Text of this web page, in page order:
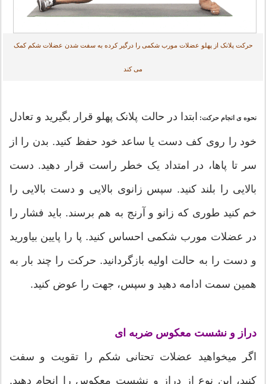
حرکت پلانک از پهلو عضلات مورب شکمی را درگیر کرده به سفت شدن عضلات شکم کمک
می کند
نحوه ی انجام حرکت: ابتدا در حالت پلانک پهلو قرار بگیرید و تعادل
خود را روی کف دست یا ساعد خود حفظ کنید. بدن را از
سر تا پاها، در امتداد یک خطر راست قرار دهید. دست
بالایی را بلند کنید. سپس زانوی بالایی و دست بالایی را
خم کنید طوری که زانو و آرنج به هم برسند. باید فشار را
در عضلات مورب شکمی احساس کنید. پا را پایین بیاورید
و دست را به حالت اولیه بازگردانید. حرکت را چند بار به
همین سمت ادامه دهید و سپس، جهت را عوض کنید.
دراز و نشست معکوس ضربه ای
اگر میخواهید عضلات تحتانی شکم را تقویت و سفت
کنید، این نوع از دراز و نشست معکوس را انجام دهید.